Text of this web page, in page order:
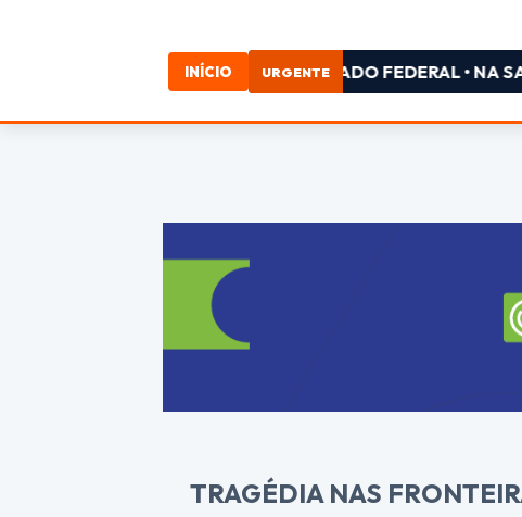
INÍCIO URGENTE
DA CHAPA DO PL PARA DEPUTADO FEDERAL • NA
TRAGÉDIA NAS